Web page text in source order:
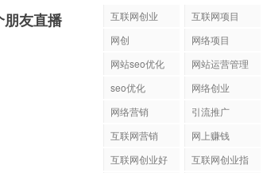
朋友直播
互联网创业 互联网项目
网创
网络项目
网站seo优化
网站运营管理
seo优化
网络创业
网络营销 引流推广
互联网营销 网上赚钱
互联网创业好
互联网创业指